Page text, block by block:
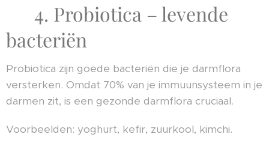
🥛 4. Probiotica – levende
bacteriën
Probiotica zijn goede bacteriën die je darmflora
versterken. Omdat 70% van je immuunsysteem in je
darmen zit, is een gezonde darmflora cruciaal.
Voorbeelden: yoghurt, kefir, zuurkool, kimchi.